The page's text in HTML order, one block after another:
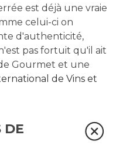
est déjà une vraie
celui-ci on
d'authenticité,
pas fortuit qu'il ait
Gourmet et une
de Vins et
DE